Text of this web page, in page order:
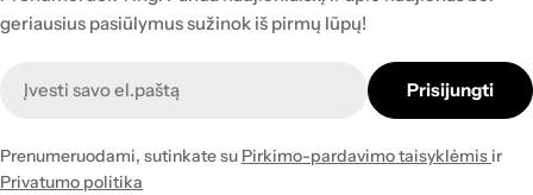
geriausius pasiūlymus sužinok iš pirmų lūpų!
Prisijungti
Prenumeruodami, sutinkate su Pirkimo-pardavimo taisyklėmis ir
Privatumo politika